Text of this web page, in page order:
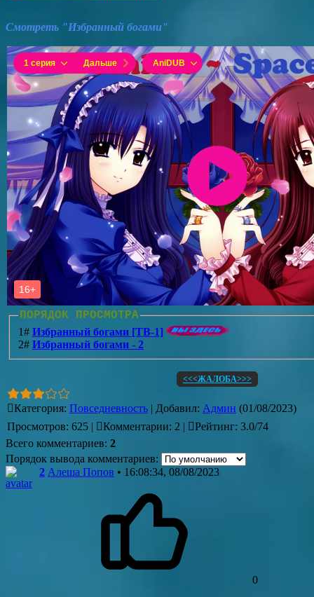
Смотреть "Избранный богами"
ПОРЯДОК ПРОСМОТРА
1# Избранный богами [ТВ-1]
2# Избранный богами - 2
<<<ЖАЛОБА>>>
Категория: Повседневность | Добавил: Админ (01/08/2023)
Просмотров: 625 | Комментарии: 2 | Рейтинг: 3.0/74
Всего комментариев: 2
Порядок вывода комментариев:
2 Алеша Попов • 16:08:34, 08/08/2023
0